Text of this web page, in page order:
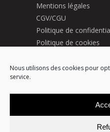
Nous utilisons des cookies pour
service.
Mentions légales
CGV/CGU
Politique de
Politique de cookies